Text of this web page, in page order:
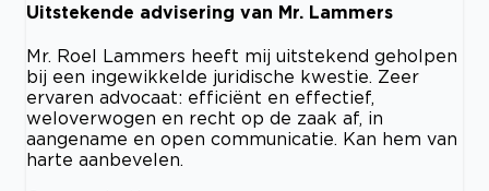
Uitstekende advisering van Mr. Lammers
Mr. Roel Lammers heeft mij uitstekend geholpen
bij een ingewikkelde juridische kwestie. Zeer
ervaren advocaat: efficiënt en effectief,
weloverwogen en recht op de zaak af, in
aangename en open communicatie. Kan hem van
harte aanbevelen.